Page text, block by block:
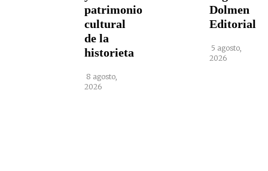
patrimonio
cultural
de la
historieta
8 agosto,
2026
Dolmen
Editorial
5 agosto,
2026